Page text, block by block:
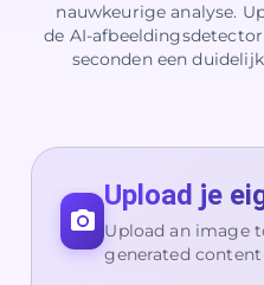
nauwkeurige analyse.
de AI-
seconden een
Upload je
Upload an image
generated content